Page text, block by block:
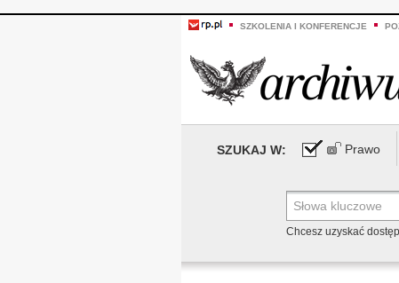
SZKOLENIA I KONFERENCJE
SZUKAJ W: Prawo
Chcesz uzyskać